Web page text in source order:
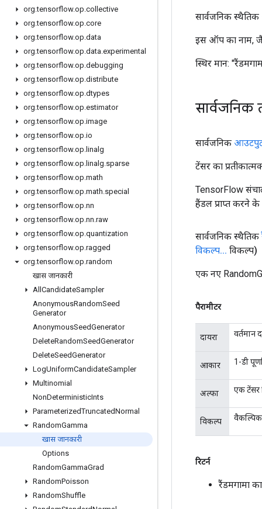
org.tensorflow.op.collective
org.tensorflow.op.core
org.tensorflow.op.data
org.tensorflow.op.data.experimental
org.tensorflow.op.debugging
org.tensorflow.op.distribute
org.tensorflow.op.dtypes
org.tensorflow.op.estimator
org.tensorflow.op.image
org.tensorflow.op.io
org.tensorflow.op. linalg
org.tensorflow.op. linalg.sparse
org.tensorflow.op.math
org.tensorflow.op.math.special
org.tensorflow.op.nn
org.tensorflow.op.nn.raw
org.tensorflow.op.quantization
org.tensorflow.op.ragged
org.tensorflow.op.random
खास जानकारी
All CandidateSampler
AnonymousRandomSeed
Generator
AnonymousSeedGenerator
DeleteRandomSeedGenerator
DeleteSeedGenerator
LogUniformCandidateSampler
Multinomial
NonDeterministicInts
ParameterizedTruncatedNormal
RandomGamma
खास जानकारी
Options
RandomGammaGrad
RandomPoisson
RandomShuffle
सार्वजनिक स्थैतिक
इस ऑप का नाम,
स्थिर मान:
सार्वजनिक
सार्वजनिक
टेंसर का
TensorFlow
हैंडल प्राप्त करने के
सार्वजनिक स्थैतिक
विकल्प... विकल्प)
एक नए
पैरामीटर
दायरा वर्तमान
आकार 1-डी
अल्फा एक टेंसर
विकल्प
रिटर्न
रैंडमगामा